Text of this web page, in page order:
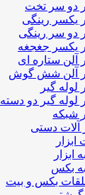
دو سر تخت
یکسر رینگی
دو سر رینگی
یکسر جغجغه
آلن ستاره ای
آلن شش گوش
لوله گیر
لوله گیر دو دسته
شبکه
آلات دستی
ابزار
بکس
بکس و بیت